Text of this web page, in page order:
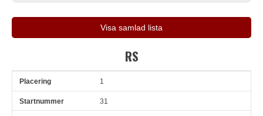
Visa samlad lista
RS
Pl Snr 1
31